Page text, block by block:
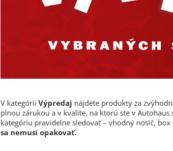
V kategórii Výpredaj nájdete produkty za
plnou zárukou a v kvalite, na ktorú ste v
kategóriu pravidelne sledovať – vhodný nosič,
sa nemusí opakovať.